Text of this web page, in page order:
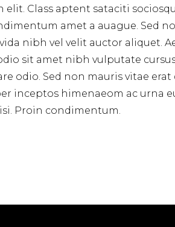
elit. Class aptent sataciti
amet a auague. Sed
nibh vel velit auctor aliquet.
sit amet nibh vulputate
odio. Sed non mauris vitae
inceptos himenaeom ac urna
Proin condimentum.